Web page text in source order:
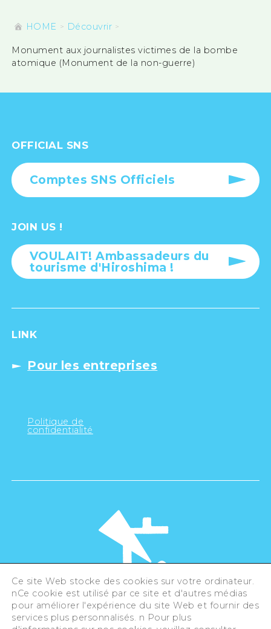
HOME Découvrir
Monument aux journalistes victimes de la bombe
atomique (Monument de la non-guerre)
OFFICIAL SNS
Comptes SNS Officiels
JOIN US !
VOULAIT! Ambassadeurs du
tourisme d'Hiroshima !
LINK
Pour les entreprises
Politique de
confidentialité
©Hiroshima Tourism Association /
Hiroshima Prefecture / Hiroshima City .
Ce site Web stocke des cookies sur votre ordinateur.
nCe cookie est utilisé par ce site et d'autres médias
pour améliorer l'expérience du site Web et fournir des
services plus personnalisés. n Pour plus